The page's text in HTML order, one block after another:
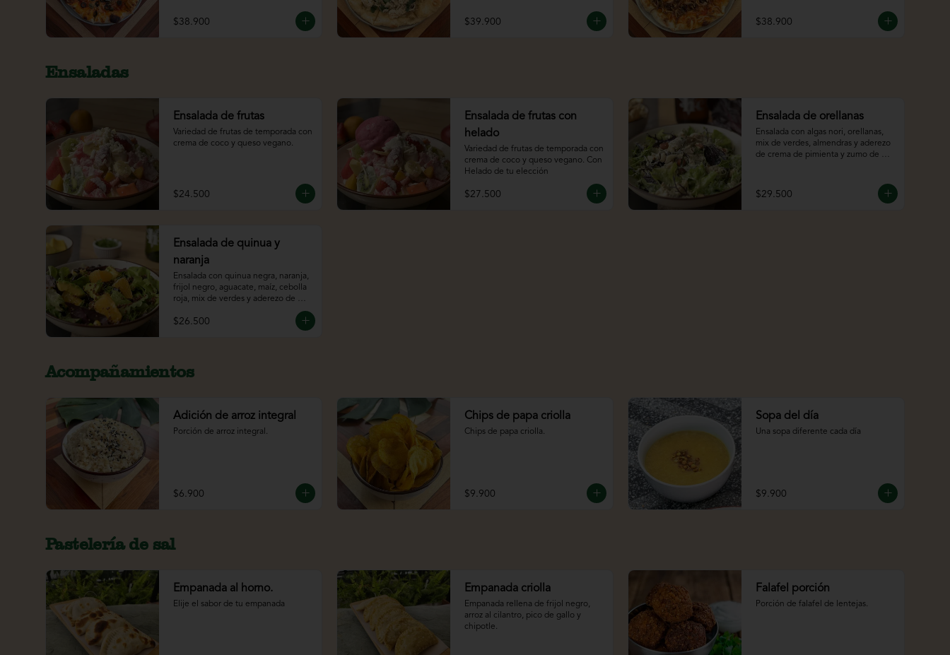
$38.900 $39.900 $38.900
Ensaladas
Ensalada de frutas
Variedad de frutas de temporada con
crema de coco y queso vegano.
$24.500
Ensalada de frutas con
helado
Variedad de frutas de temporada con
crema de coco y queso vegano. Con
Helado de tu elección
$27.500
Ensalada de orellanas
Ensalada con algas nori, orellanas,
mix de verdes, almendras y aderezo
de crema de pimienta y zumo de
$29.500
Ensalada de quinua y
naranja
Ensalada con quinua negra, naranja,
frijol negro, aguacate, maíz, cebolla
roja, mix de verdes y aderezo de
$26.500
Acompañamientos
Adición de arroz integral
Porción de arroz integral.
$6.900
Chips de papa criolla
Chips de papa criolla.
$9.900
Sopa del día
Una sopa diferente cada día
$9.900
Pastelería de sal
Empanada al horno.
Elije el sabor de tu empanada
Empanada criolla
Empanada rellena de frijol negro,
arroz al cilantro, pico de gallo y
chipotle.
Falafel porción
Porción de falafel de lentejas.